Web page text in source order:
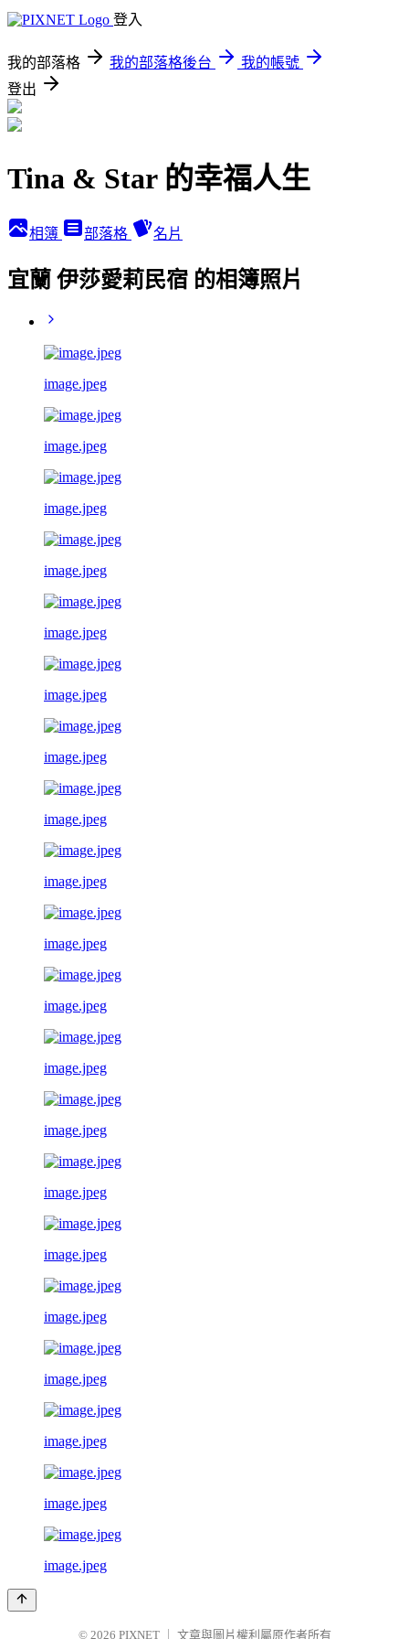
登入
我的部落格 我的部落格後台
我的帳號
登出
Tina & Star 的幸福人生
相簿 部落格 名片
宜蘭 伊莎愛莉民宿 的相簿照片
image.jpeg
image.jpeg
image.jpeg
image.jpeg
image.jpeg
image.jpeg
image.jpeg
image.jpeg
image.jpeg
image.jpeg
image.jpeg
image.jpeg
image.jpeg
image.jpeg
image.jpeg
image.jpeg
image.jpeg
image.jpeg
image.jpeg
image.jpeg
© 2026 PIXNET 文章與圖片權利屬原作者所有